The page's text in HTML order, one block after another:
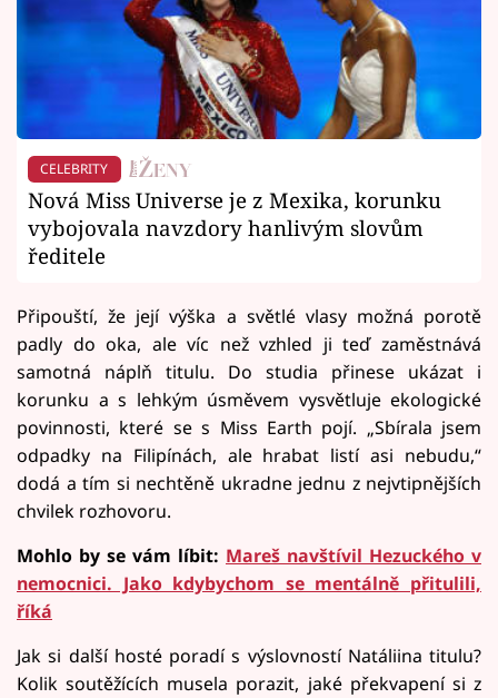
CELEBRITY
Nová Miss Universe je z Mexika, korunku
vybojovala navzdory hanlivým slovům
ředitele
Připouští, že její výška a světlé vlasy možná porotě
padly do oka, ale víc než vzhled ji teď zaměstnává
samotná náplň titulu. Do studia přinese ukázat i
korunku a s lehkým úsměvem vysvětluje ekologické
povinnosti, které se s Miss Earth pojí. „Sbírala jsem
odpadky na Filipínách, ale hrabat listí asi nebudu,“
dodá a tím si nechtěně ukradne jednu z nejvtipnějších
chvilek rozhovoru.
Mohlo by se vám líbit: Mareš navštívil Hezuckého v
nemocnici. Jako kdybychom se mentálně přitulili,
říká
Jak si další hosté poradí s výslovností Natáliina titulu?
Kolik soutěžících musela porazit, jaké překvapení si z